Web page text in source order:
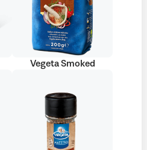
Vegeta Smoked